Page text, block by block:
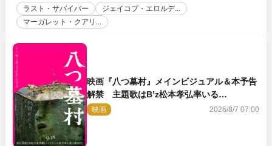
ラスト・サバイバー
ジェイコブ・エロルデ...
マーガレット・クアリ...
映画『八つ墓村』メインビジュアル＆本予告
解禁 主題歌はB’z松本孝弘率いる
TMG「DOOM」に決定
映画 2026/8/7 07:00